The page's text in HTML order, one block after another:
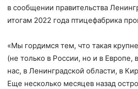
в сообщении правительства
итогам 2022 года птицефабрика
«Мы гордимся тем, что такая
(не только в России, но и в Европе,
нас, в Ленинградской области, в
Еще несколько месяцев назад